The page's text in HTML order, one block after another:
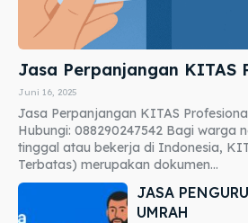
Jasa Perpanjangan KITAS
Juni 16, 2025
Jasa Perpanjangan KITAS
Hubungi: 088290247542 Bagi warga
tinggal atau bekerja di Indonesia,
Terbatas) merupakan dokumen...
JASA
UMRAH